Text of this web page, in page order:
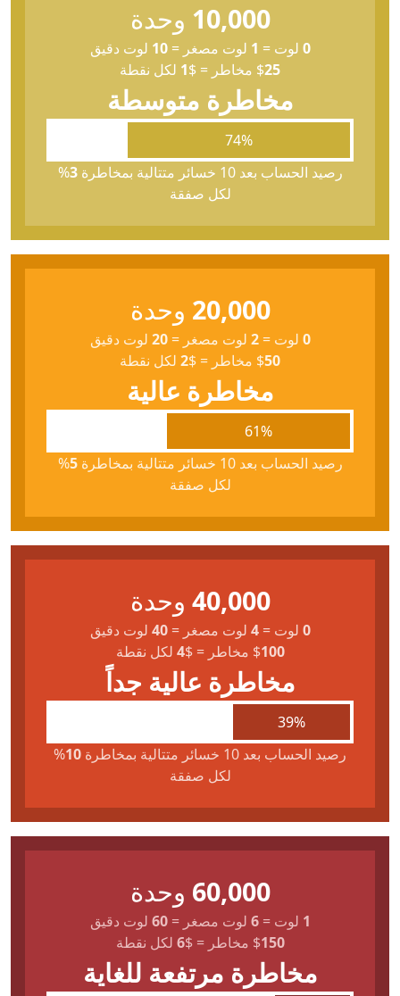
10,000 وحدة
0 لوت=
1 لوت مصغر=
10 لوت دقيق
$25 مخاطر =
$
1 لكل نقطة
مخاطرة متوسطة
74%
رصيد الحساب بعد 10 خسائر متتالية بمخاطرة
3
%
لكل صفقة
20,000 وحدة
0 لوت=
2 لوت مصغر=
20 لوت دقيق
$50 مخاطر =
$
2 لكل نقطة
مخاطرة عالية
61%
رصيد الحساب بعد 10 خسائر متتالية بمخاطرة
5
%
لكل صفقة
40,000 وحدة
0 لوت=
4 لوت مصغر=
40 لوت دقيق
$100 مخاطر=
$
4 لكل نقطة
مخاطرة عالية جداً
39%
رصيد الحساب بعد 10 خسائر متتالية بمخاطرة
10
%
لكل صفقة
60,000 وحدة
1 لوت=
6 لوت مصغر=
60 لوت دقيق
$150 مخاطر=
$
6 لكل نقطة
مخاطرة مرتفعة للغاية